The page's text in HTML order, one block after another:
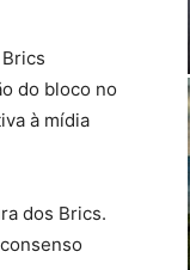
do bloco no
à mídia
dos Brics.